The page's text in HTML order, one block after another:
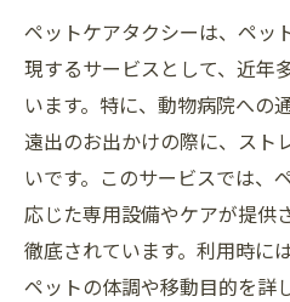
する秘訣
料金体系を理解してお
初めてでも安心！ペッ
ペットケアタクシーは、ペッ
現するサービスとして、近年
います。特に、動物病院への
遠出のお出かけの際に、スト
いです。このサービスでは、
応じた専用設備やケアが提供
徹底されています。利用時に
ペットの体調や移動目的を詳